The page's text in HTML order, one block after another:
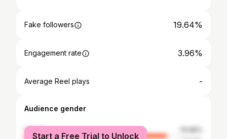
Fake followers 19.64%
Engagement rate 3.96%
Average Reel plays -
Audience gender
female
Start a Free Trial to Unlock